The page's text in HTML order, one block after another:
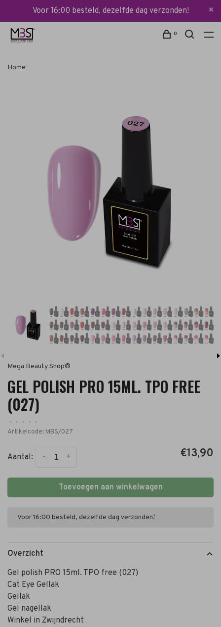
Voor 16:00 besteld, dezelfde dag verzonden!
0
Home
Mega Beauty Shop®
GEL POLISH PRO 15ML. TPO FREE
(027)
• • • •
•
Artikelcode: MBS/027
Aantal: +
- €13,90
Toevoegen aan winkelwagen
Voor 16:00 besteld, dezelfde dag verzonden!
Overzicht
Gel polish PRO 15ml. TPO free (027)
Cat Eye Gellak
Gellak
Gel nagellak
Winkel in Zwijndrecht